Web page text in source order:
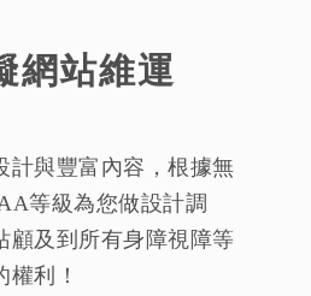
網站維運
計與豐富內容，根據無
等級為您做設計調
顧及到所有身障視障等
利！